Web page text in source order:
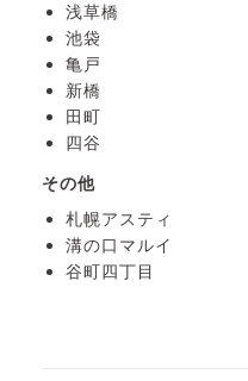
浅草橋
池袋
亀戸
新橋
田町
四谷
その他
札幌アスティ
溝の口マルイ
谷町四丁目